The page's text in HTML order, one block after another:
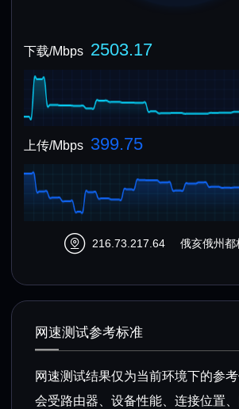
下载/Mbps 2503.17
上传/Mbps 399.75
216.73.217.64 俄亥俄州
网速测试参考标准
网速测试结果仅为当前环境下的参
会受路由器、设备性能、连接位置